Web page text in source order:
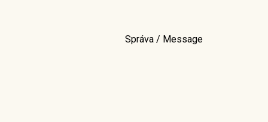
Správa / Message